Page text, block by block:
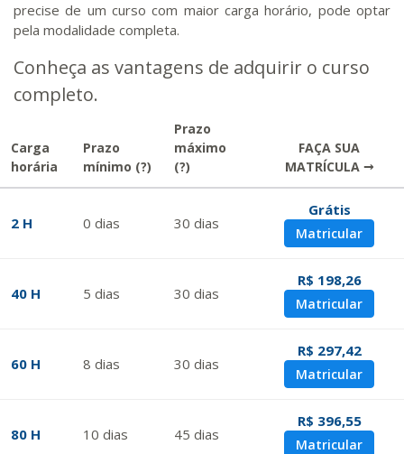
precise de um curso com maior carga horário, pode optar
pela modalidade completa.
Conheça as vantagens de adquirir o curso
completo.
Carga
horária
Prazo
mínimo (?)
Prazo
máximo
(?)
FAÇA SUA
MATRÍCULA →
2 H 0 dias 30 dias
Grátis
Matricular
40 H 5 dias 30 dias
R$ 198,26
Matricular
60 H 8 dias 30 dias
R$ 297,42
Matricular
80 H 10 dias 45 dias
R$ 396,55
Matricular